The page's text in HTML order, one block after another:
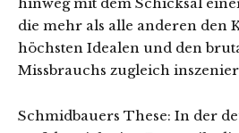
die mehr als alle anderen den
höchsten Idealen und den
Missbrauchs zugleich
Schmidbauers These: In der